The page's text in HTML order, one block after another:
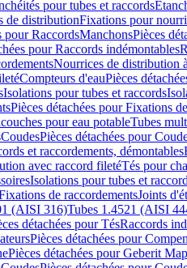
pour tubes et raccords
de distributionFixations pour
pour RaccordsManchonsPièces
pour Raccords indémontables
Nourrices de distribution
Compteurs d'eauPièces
Isolations pour tubes et raccords
Pièces détachées pour Fixations
pour eau potableTubes
CoudesPièces détachées pour
et raccordements, démontables
avec raccord filetéTés pour
Isolations pour tubes et
de raccordementsJoints
(AISI 316)Tubes 1.4521 (AISI
détachées pour TésRaccords
Pièces détachées pour
Pièces détachées pour Geberit